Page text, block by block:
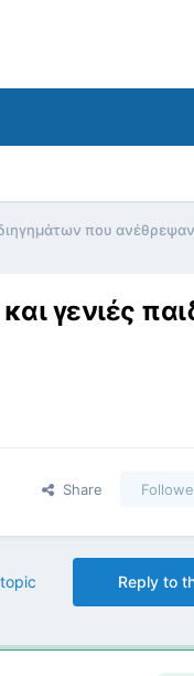
που ανέθρεψαν
γενιές
Share
Reply to